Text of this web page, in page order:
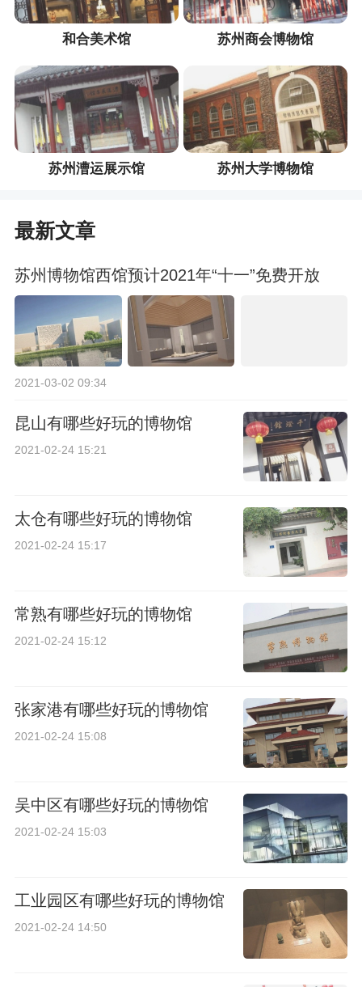
和合美术馆 苏州商会博物馆
苏州漕运展示馆 苏州大学博物馆
最新文章
苏州博物馆西馆预计2021年“十一”免费开放
2021-03-02 09:34
昆山有哪些好玩的博物馆
2021-02-24 15:21
太仓有哪些好玩的博物馆
2021-02-24 15:17
常熟有哪些好玩的博物馆
2021-02-24 15:12
张家港有哪些好玩的博物馆
2021-02-24 15:08
吴中区有哪些好玩的博物馆
2021-02-24 15:03
工业园区有哪些好玩的博物馆
2021-02-24 14:50